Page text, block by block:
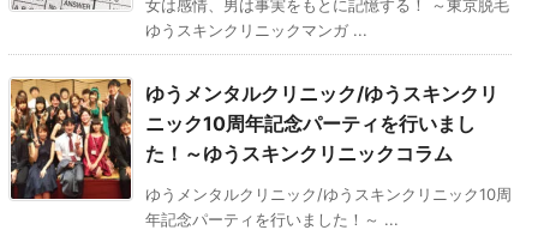
女は感情、男は事実をもとに記憶する！ ～東京脱毛
ゆうスキンクリニックマンガ ...
ゆうメンタルクリニック/ゆうスキンクリ
ニック10周年記念パーティを行いまし
た！～ゆうスキンクリニックコラム
ゆうメンタルクリニック/ゆうスキンクリニック10周
年記念パーティを行いました！～ ...